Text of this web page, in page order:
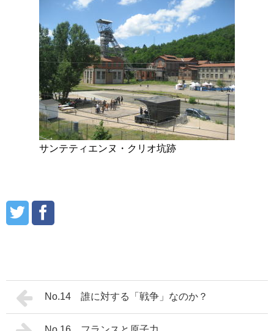
サンテティエンヌ・クリオ坑跡
No.14 誰に対する「戦争」なのか？